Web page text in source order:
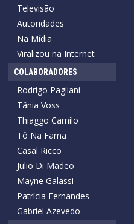
Televisão
Autoridades
Na Mídia
Viralizou na Internet
COLABORADORES
Rodrigo Pagliani
Tânia Voss
Thiaggo Camilo
Tô Na Fama
Casal Ricco
Julio Di Madeo
Mayne Galassi
Patrícia Fernandes
Gabriel Azevedo